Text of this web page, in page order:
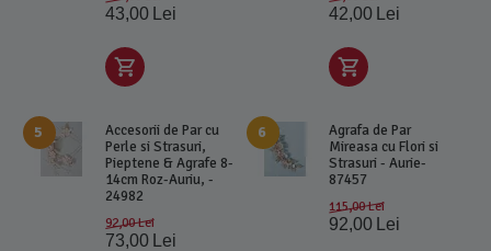
43,00 Lei 42,00 Lei
5
Accesorii de Par cu
Perle si Strasuri,
Pieptene & Agrafe 8-
14cm Roz-Auriu, -
24982
92,00 Lei
73,00 Lei
6
Agrafa de Par
Mireasa cu Flori si
Strasuri - Aurie-
87457
115,00 Lei
92,00 Lei